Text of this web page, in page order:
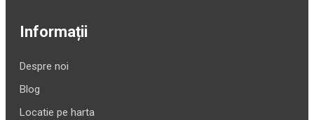
Informații
Despre noi
Blog
Locatie pe harta